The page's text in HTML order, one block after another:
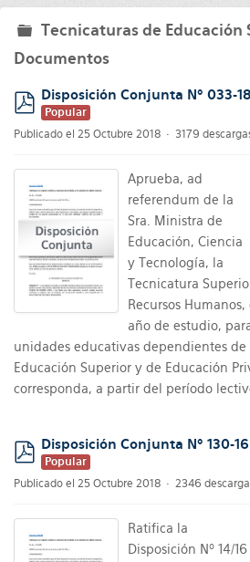
Tecnicaturas de Educación
Documentos
pdf
Disposición Conjunta Nº 033-18
Popular
Publicado el 25 Octubre 2018
3179
Aprueba, ad
referendum de la
Sra. Ministra de
Educación, Ciencia
y Tecnología, la
Tecnicatura
Recursos
año de estudio,
unidades educativas dependientes de
Educación Superior y de Educación
corresponda, a partir del período
pdf
Disposición Conjunta Nº 130-16
Popular
Publicado el 25 Octubre 2018
2346
Ratifica la
Disposición Nº 14/16